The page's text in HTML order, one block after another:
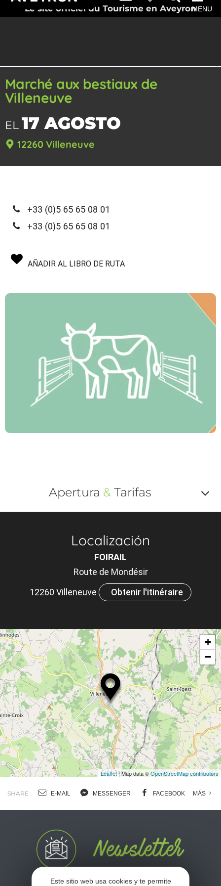
Le site officiel du Tourisme en AveyronMENU
Marché aux bestiaux de
Villeneuve
EL 17 AGOSTO
12260 Villeneuve
+33 (0)5 65 65 08 01
+33 (0)5 65 65 08 01
AÑADIR AL LIBRO DE RUTA
Apertura &Tarifas
Localización
FOIRAIL
Route de Mondésir
12260 Villeneuve
Obtenir l'itinéraire
+
−
Leaflet| Map data ©OpenStreetMap contributors
SHARE : E-MAIL MESSENGER FACEBOOK MÁS
Este sitio web usa cookies y te permite